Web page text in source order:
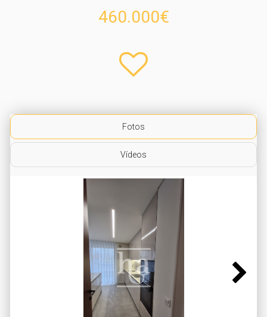
460.000€
Fotos
Vídeos